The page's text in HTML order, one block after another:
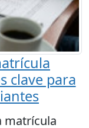
clave para
matrícula